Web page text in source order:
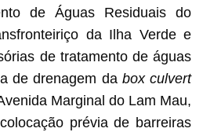
de Águas Residuais do
da Ilha Verde e
de tratamento de águas
de drenagem da box culvert
Marginal do Lam Mau,
prévia de barreiras